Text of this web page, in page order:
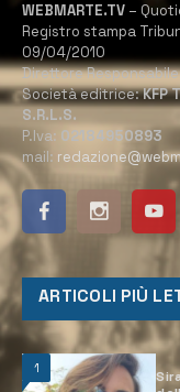
WEBMARTE.TV –
Registro stampa
09/04/2010
Direttore
Società editrice:KFP
S.R.L.S.
P.Iva: 02184950893
mail:
ARTICOLI PIÙ
1